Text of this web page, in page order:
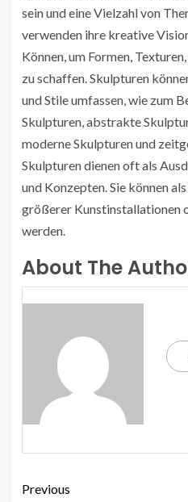
sein und eine Vielzahl von
verwenden ihre kreative
Können, um Formen,
zu schaffen. Skulpturen
und Stile umfassen, wie zum
Skulpturen, abstrakte
moderne Skulpturen und
Skulpturen dienen oft als
und Konzepten. Sie können
größerer Kunstinstallationen
werden.
About The
Previous